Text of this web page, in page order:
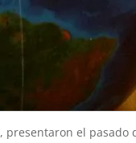
, presentaron el pasado